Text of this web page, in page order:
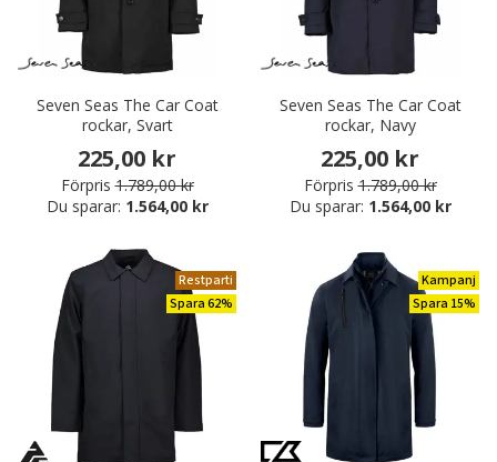
Seven Seas The Car Coat
rockar, Svart
225,00 kr
Förpris 1.789,00 kr
Du sparar: 1.564,00 kr
Seven Seas The Car Coat
rockar, Navy
225,00 kr
Förpris 1.789,00 kr
Du sparar: 1.564,00 kr
Restparti
Spara 62%
Kampanj
Spara 15%